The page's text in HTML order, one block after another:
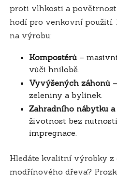
proti vlhkosti a
hodí pro venkovní použití.
na výrobu:
Kompostérů –
vůči hnilobě.
Vyvýšených záhonů
zeleniny a bylinek.
Zahradního nábytku
životnost bez
impregnace.
Hledáte kvalitní výrobky z
modřínového dřeva?